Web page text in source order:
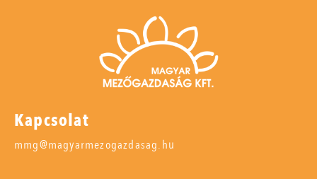
Kapcsolat
mmg@magyarmezogazdasag.hu